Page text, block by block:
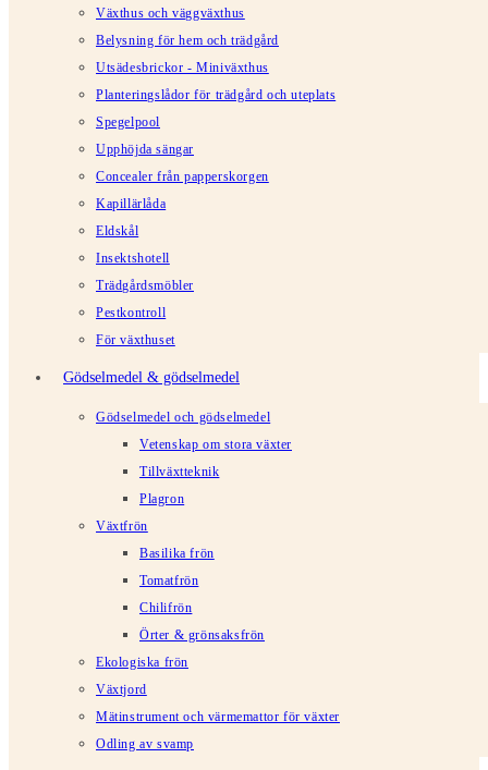
Växthus och väggväxthus
Belysning för hem och trädgård
Utsädesbrickor - Miniväxthus
Planteringslådor för trädgård och uteplats
Spegelpool
Upphöjda sängar
Concealer från papperskorgen
Kapillärlåda
Eldskål
Insektshotell
Trädgårdsmöbler
Pestkontroll
För växthuset
Gödselmedel & gödselmedel
Gödselmedel och gödselmedel
Vetenskap om stora växter
Tillväxtteknik
Plagron
Växtfrön
Basilika frön
Tomatfrön
Chilifrön
Örter & grönsaksfrön
Ekologiska frön
Växtjord
Mätinstrument och värmemattor för växter
Odling av svamp